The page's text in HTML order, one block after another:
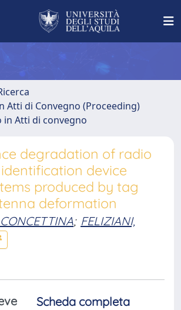
Atti di Convegno (Proceeding)
in Atti di convegno
degradation of radio
device
produced by tag
deformation
; FELIZIANI,
Scheda completa